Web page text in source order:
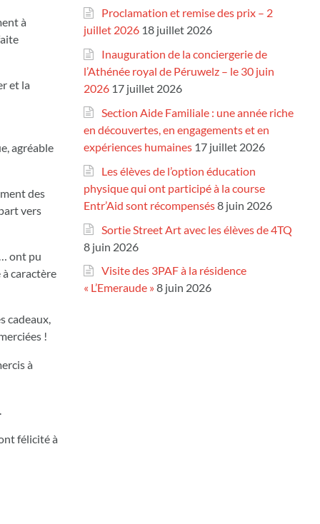
à
et la
agréable
des
vers
ont pu
à caractère
cadeaux,
!
à
félicité à
Proclamation et remise des prix – 2
juillet 2026 18 juillet 2026
Inauguration de la conciergerie de
l’Athénée royal de Péruwelz – le 30 juin
2026 17 juillet 2026
Section Aide Familiale : une année riche
en découvertes, en engagements et en
expériences humaines 17 juillet 2026
Les élèves de l’option éducation
physique qui ont participé à la course
Entr’Aid sont récompensés8 juin 2026
Sortie Street Art avec les élèves de 4TQ
8 juin 2026
Visite des 3PAF à la résidence
« L’Emeraude »8 juin 2026